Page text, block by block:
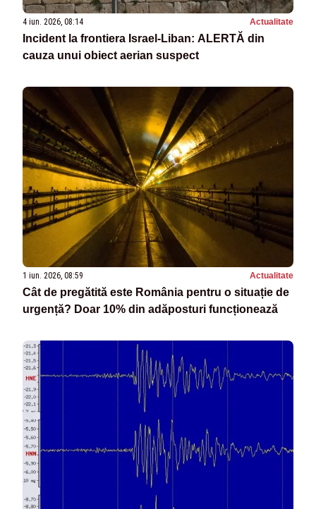
4 iun. 2026, 08:14 Actualitate
Incident la frontiera Israel-Liban: ALERTĂ din
cauza unui obiect aerian suspect
1 iun. 2026, 08:59 Actualitate
Cât de pregătită este România pentru o situație de
urgență? Doar 10% din adăposturi funcționează